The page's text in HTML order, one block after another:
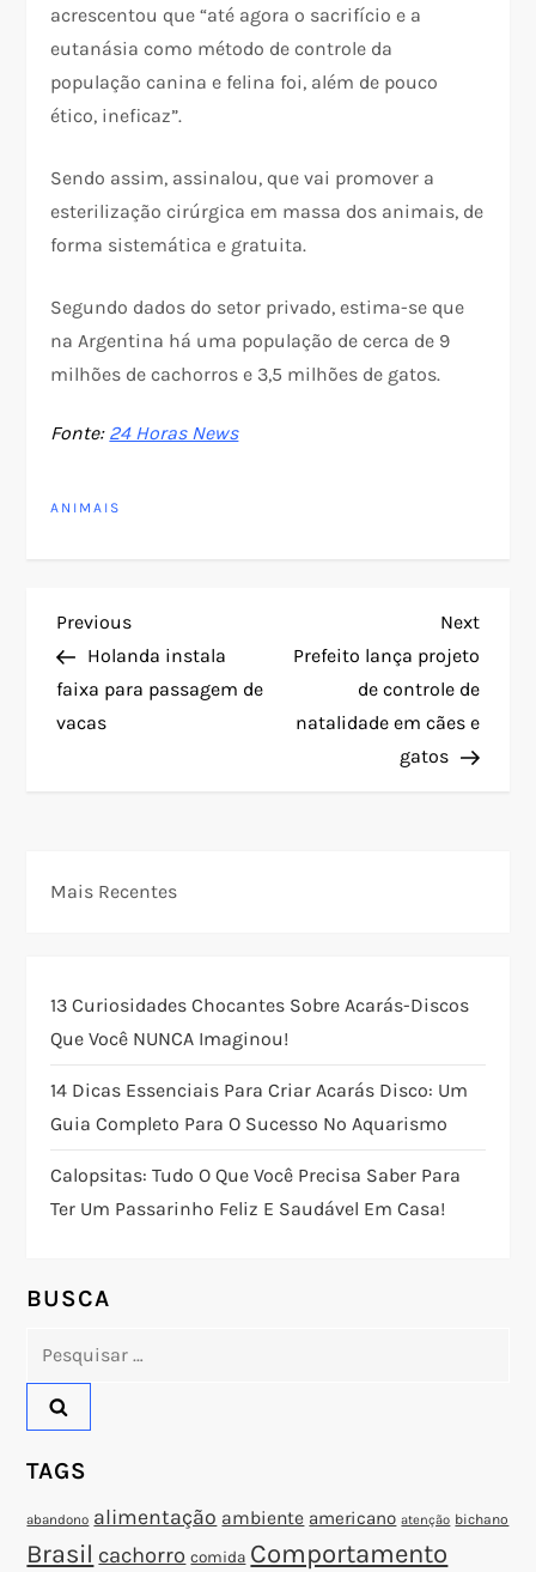
acrescentou que “até agora o sacrifício e a
eutanásia como método de controle da
população canina e felina foi, além de pouco
ético, ineficaz”.
Sendo assim, assinalou, que vai promover a
esterilização cirúrgica em massa dos animais, de
forma sistemática e gratuita.
Segundo dados do setor privado, estima-se que
na Argentina há uma população de cerca de 9
milhões de cachorros e 3,5 milhões de gatos.
Fonte: 24 Horas News
ANIMAIS
N
a
v
a
ã
o
d
e
o
s
t
Previous
Post
Previous
Holanda instala
faixa para passagem de
vacas
Next
Post
Next
Prefeito lança projeto
de controle de
natalidade em cães e
gatos
Mais Recentes
13 Curiosidades Chocantes Sobre Acarás-Discos
Que Você NUNCA Imaginou!
14 Dicas Essenciais Para Criar Acarás Disco: Um
Guia Completo Para O Sucesso No Aquarismo
Calopsitas: Tudo O Que Você Precisa Saber Para
Ter Um Passarinho Feliz E Saudável Em Casa!
BUSCA
Pesquisar
TAGS
abandono alimentação ambiente americano atenção bichano
Brasil cachorro comida Comportamento